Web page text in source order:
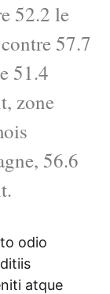
52.2 le
57.7
51.4
zone
56.6
odio
atque